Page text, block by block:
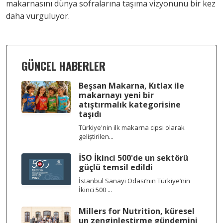
makarnasını dünya sofralarına taşıma vizyonunu bir kez
daha vurguluyor.
GÜNCEL HABERLER
Beşsan Makarna, Kıtlax ile
makarnayı yeni bir
atıştırmalık kategorisine
taşıdı
Türkiye'nin ilk makarna cipsi olarak
geliştirilen...
İSO İkinci 500'de un sektörü
güçlü temsil edildi
İstanbul Sanayi Odası’nın Türkiye’nin
İkinci 500 ...
Millers for Nutrition, küresel
un zenginleştirme gündemini